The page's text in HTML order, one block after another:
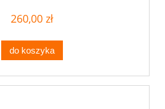
260,00 zł
do koszyka